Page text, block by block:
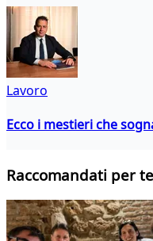
Lavoro
Ecco i mestieri che
Raccomandati per te